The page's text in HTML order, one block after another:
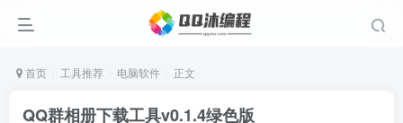
首页 工具推荐 电脑软件 正文
QQ群相册下载工具v0.1.4绿色版